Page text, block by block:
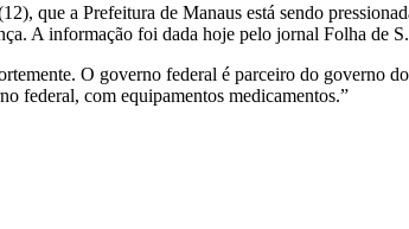
que a Prefeitura de Manaus está sendo
A informação foi dada hoje pelo jornal Folha de
O governo federal é parceiro do governo
federal, com equipamentos medicamentos.”